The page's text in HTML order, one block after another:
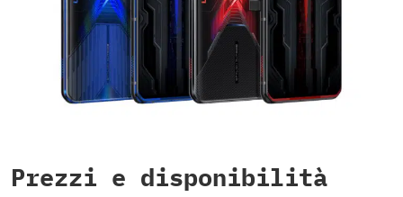
Prezzi e disponibilità